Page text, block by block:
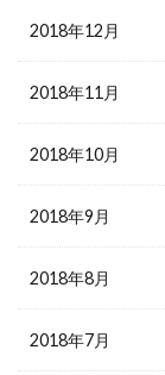
2018年12月
2018年11月
2018年10月
2018年9月
2018年8月
2018年7月